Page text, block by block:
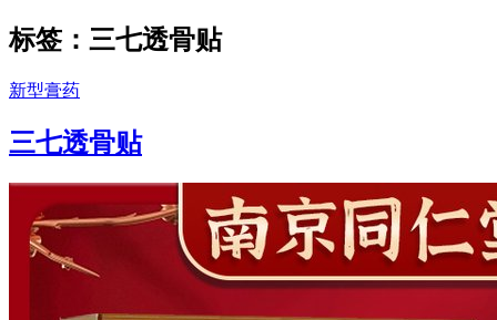
标签：三七透骨贴
新型膏药
三七透骨贴